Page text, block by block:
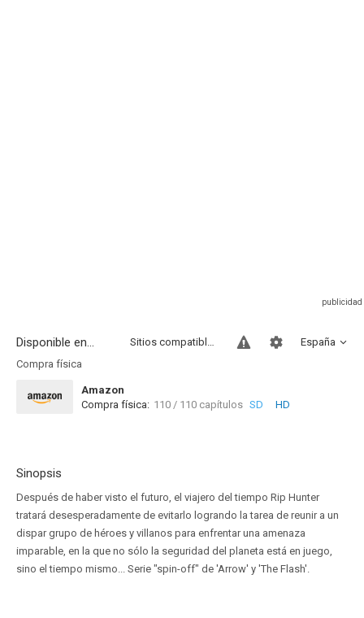
Disponible en... España
Sitios compatibles
Compra física
Amazon
Compra física: 110 / 110 capítulos SD HD
Sinopsis
Después de haber visto el futuro, el viajero del tiempo Rip Hunter
tratará desesperadamente de evitarlo logrando la tarea de reunir a un
dispar grupo de héroes y villanos para enfrentar una amenaza
imparable, en la que no sólo la seguridad del planeta está en juego,
sino el tiempo mismo... Serie "spin-off" de 'Arrow' y 'The Flash'.